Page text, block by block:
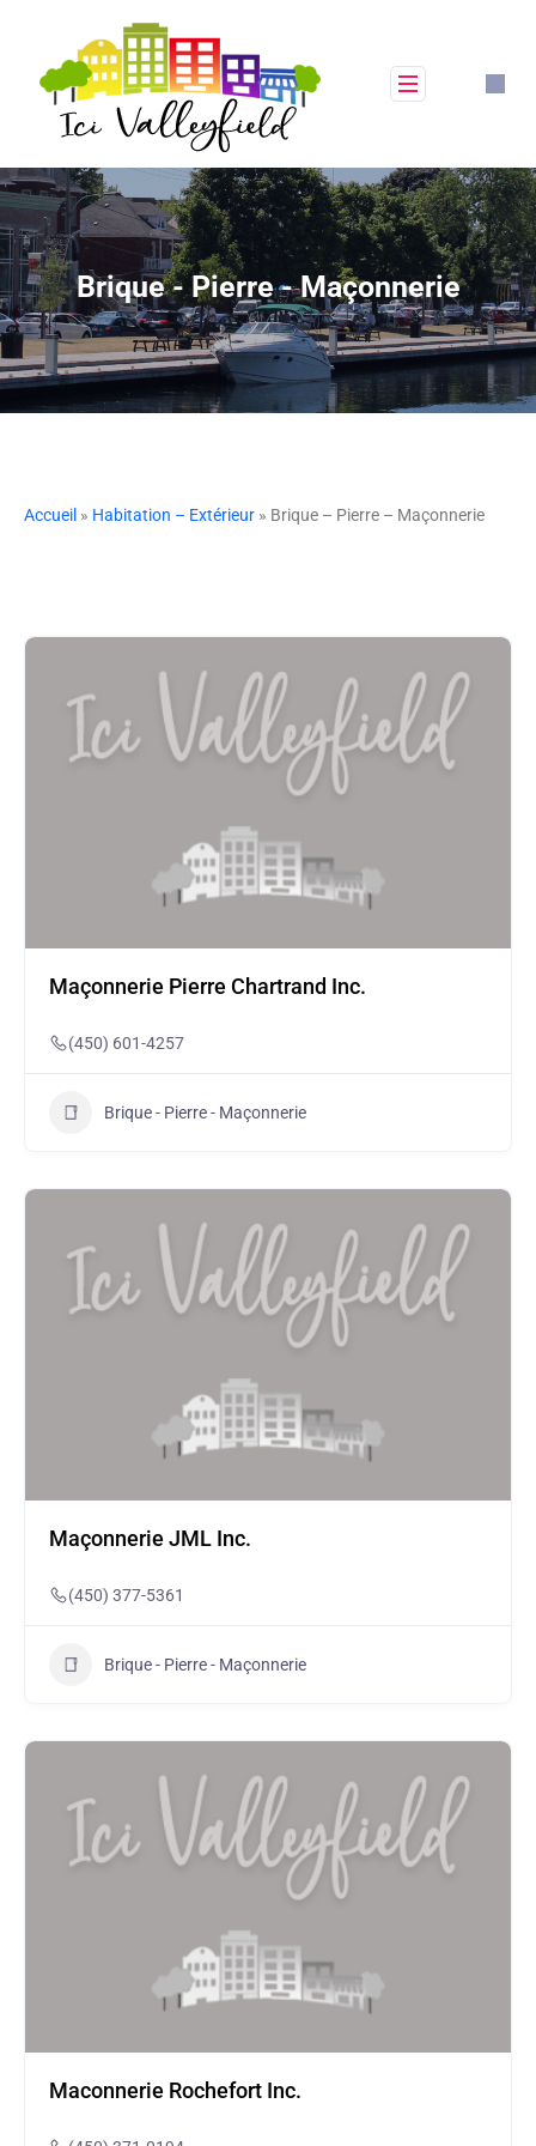
Brique - Pierre - Maçonnerie
Accueil » Habitation – Extérieur » Brique – Pierre – Maçonnerie
Maçonnerie Pierre Chartrand Inc.
(450) 601-4257
Brique - Pierre - Maçonnerie
Maçonnerie JML Inc.
(450) 377-5361
Brique - Pierre - Maçonnerie
Maconnerie Rochefort Inc.